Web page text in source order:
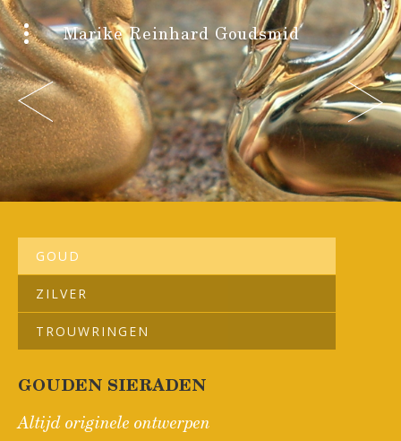
Marike Reinhard Goudsmid
GOUD
ZILVER
TROUWRINGEN
GOUDEN SIERADEN
Altijd originele ontwerpen